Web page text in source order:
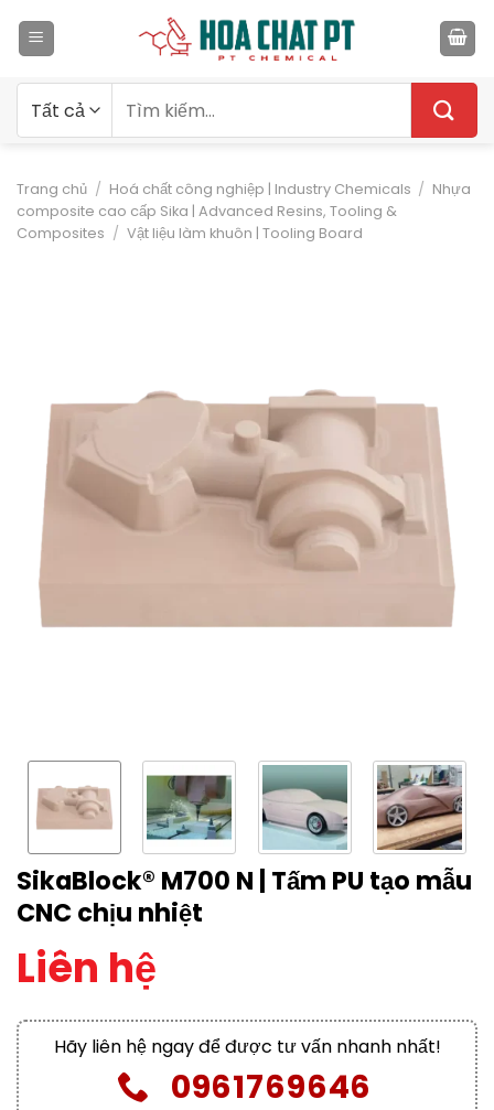
qua
kiếm:
Trang chủ / Hoá chất công nghiệp | Industry Chemicals / Nhựa
composite cao cấp Sika | Advanced Resins, Tooling &
Composites / Vật liệu làm khuôn | Tooling Board
SikaBlock® M700 N | Tấm PU tạo mẫu
CNC chịu nhiệt
Liên hệ
Hãy liên hệ ngay để được tư vấn nhanh nhất!
0961769646